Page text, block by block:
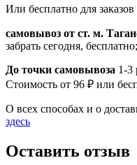
Или бесплатно для
самовывоз от ст. м.
забрать сегодня, бесплатно;
До точки самовывоза 1-3
Стоимость от 96 ₽ или
О всех способах и о
здесь
Оставить отзыв